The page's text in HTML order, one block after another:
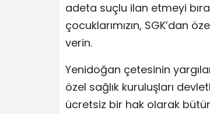
adeta suçlu ilan etmeyi
çocuklarımızın, SGK’dan
verin.
Yenidoğan çetesinin
özel sağlık kuruluşları
ücretsiz bir hak olarak